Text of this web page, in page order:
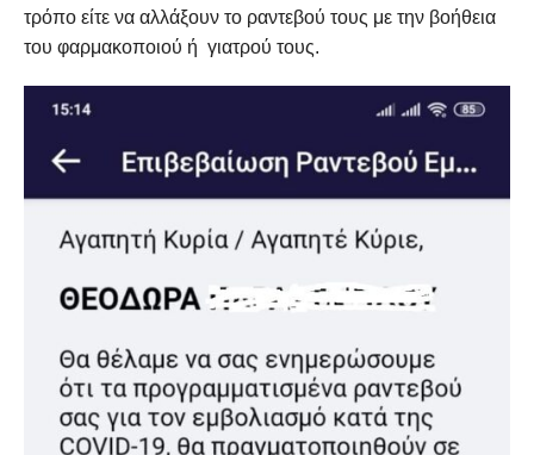
τρόπο είτε να αλλάξουν το ραντεβού τους με την βοήθεια
του φαρμακοποιού ή γιατρού τους.